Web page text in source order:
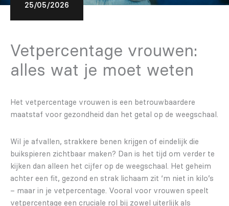
25/05/2026
Vetpercentage vrouwen:
alles wat je moet weten
Het vetpercentage vrouwen is een betrouwbaardere
maatstaf voor gezondheid dan het getal op de weegschaal.
Wil je afvallen, strakkere benen krijgen of eindelijk die
buikspieren zichtbaar maken? Dan is het tijd om verder te
kijken dan alleen het cijfer op de weegschaal. Het geheim
achter een fit, gezond en strak lichaam zit ‘m niet in kilo’s
– maar in je vetpercentage. Vooral voor vrouwen speelt
vetpercentage een cruciale rol bij zowel uiterlijk als